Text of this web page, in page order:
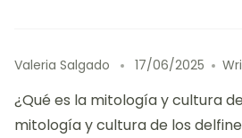
Valeria Salgado 17/06/2025
¿Qué es la mitología y cultura
mitología y cultura de los